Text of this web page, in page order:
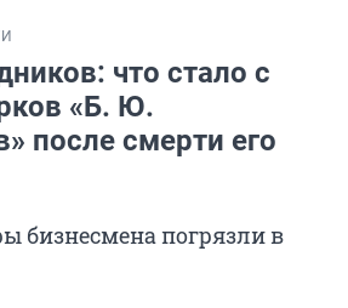
что стало с
«Б. Ю.
после смерти его
бизнесмена погрязли в